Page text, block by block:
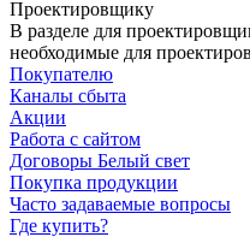
Проектировщику
В разделе для
необходимые для
Покупателю
Каналы сбыта
Акции
Работа с сайтом
Договоры Белый свет
Покупка продукции
Часто задаваемые вопросы
Где купить?